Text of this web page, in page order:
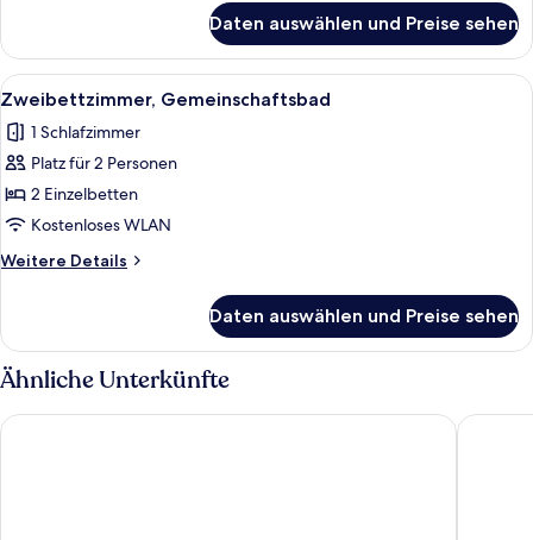
Zweibettzimmer,
mit
Bad
Daten auswählen und Preise sehen
Alle
Fotos
für
Zweibettzimmer,
Gemeinschaftsbad
anzeigen
6
Zweibettzimmer, Gemeinschaftsbad
1 Schlafzimmer
Platz für 2 Personen
2 Einzelbetten
Kostenloses WLAN
Weitere Details
Weitere
Gemeinschaftsbad
Daten auswählen und Preise sehen
Ähnliche Unterkünfte
The Bruce Hotel The